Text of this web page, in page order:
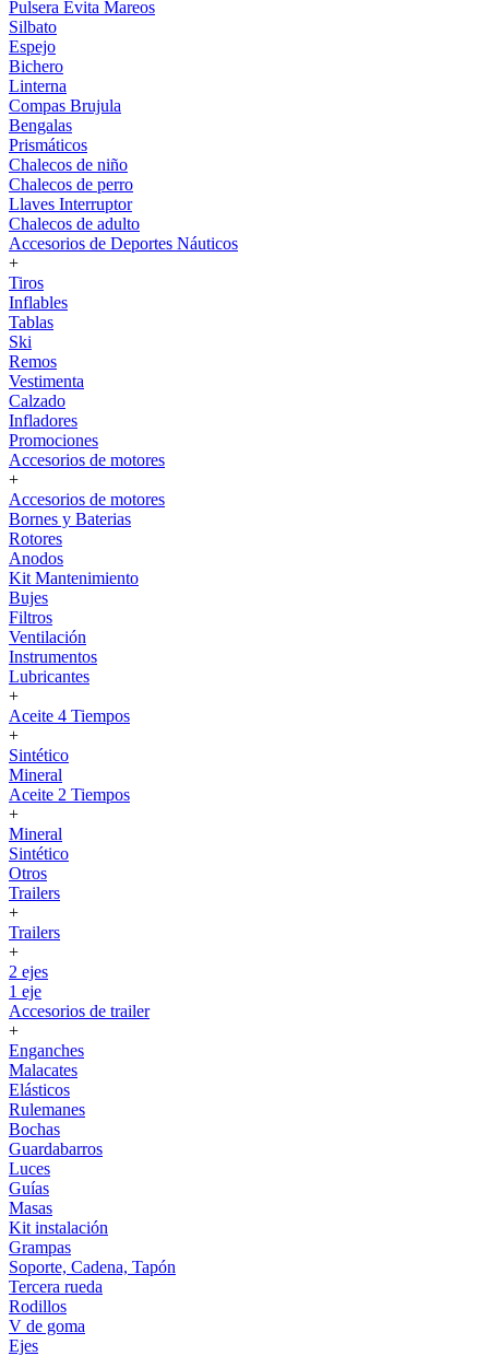
Pulsera Evita Mareos
Silbato
Espejo
Bichero
Linterna
Compas Brujula
Bengalas
Prismáticos
Chalecos de niño
Chalecos de perro
Llaves Interruptor
Chalecos de adulto
Accesorios de Deportes Náuticos
+
Tiros
Inflables
Tablas
Ski
Remos
Vestimenta
Calzado
Infladores
Promociones
Accesorios de motores
+
Accesorios de motores
Bornes y Baterias
Rotores
Anodos
Kit Mantenimiento
Bujes
Filtros
Ventilación
Instrumentos
Lubricantes
+
Aceite 4 Tiempos
+
Sintético
Mineral
Aceite 2 Tiempos
+
Mineral
Sintético
Otros
Trailers
+
Trailers
+
2 ejes
1 eje
Accesorios de trailer
+
Enganches
Malacates
Elásticos
Rulemanes
Bochas
Guardabarros
Luces
Guías
Masas
Kit instalación
Grampas
Soporte, Cadena, Tapón
Tercera rueda
Rodillos
V de goma
Ejes